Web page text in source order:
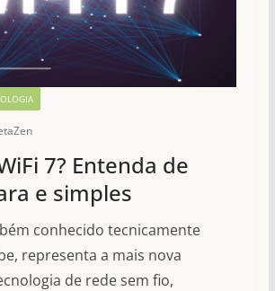
7? Entenda de
e simples
conhecido tecnicamente
representa a mais nova
de rede sem fio,